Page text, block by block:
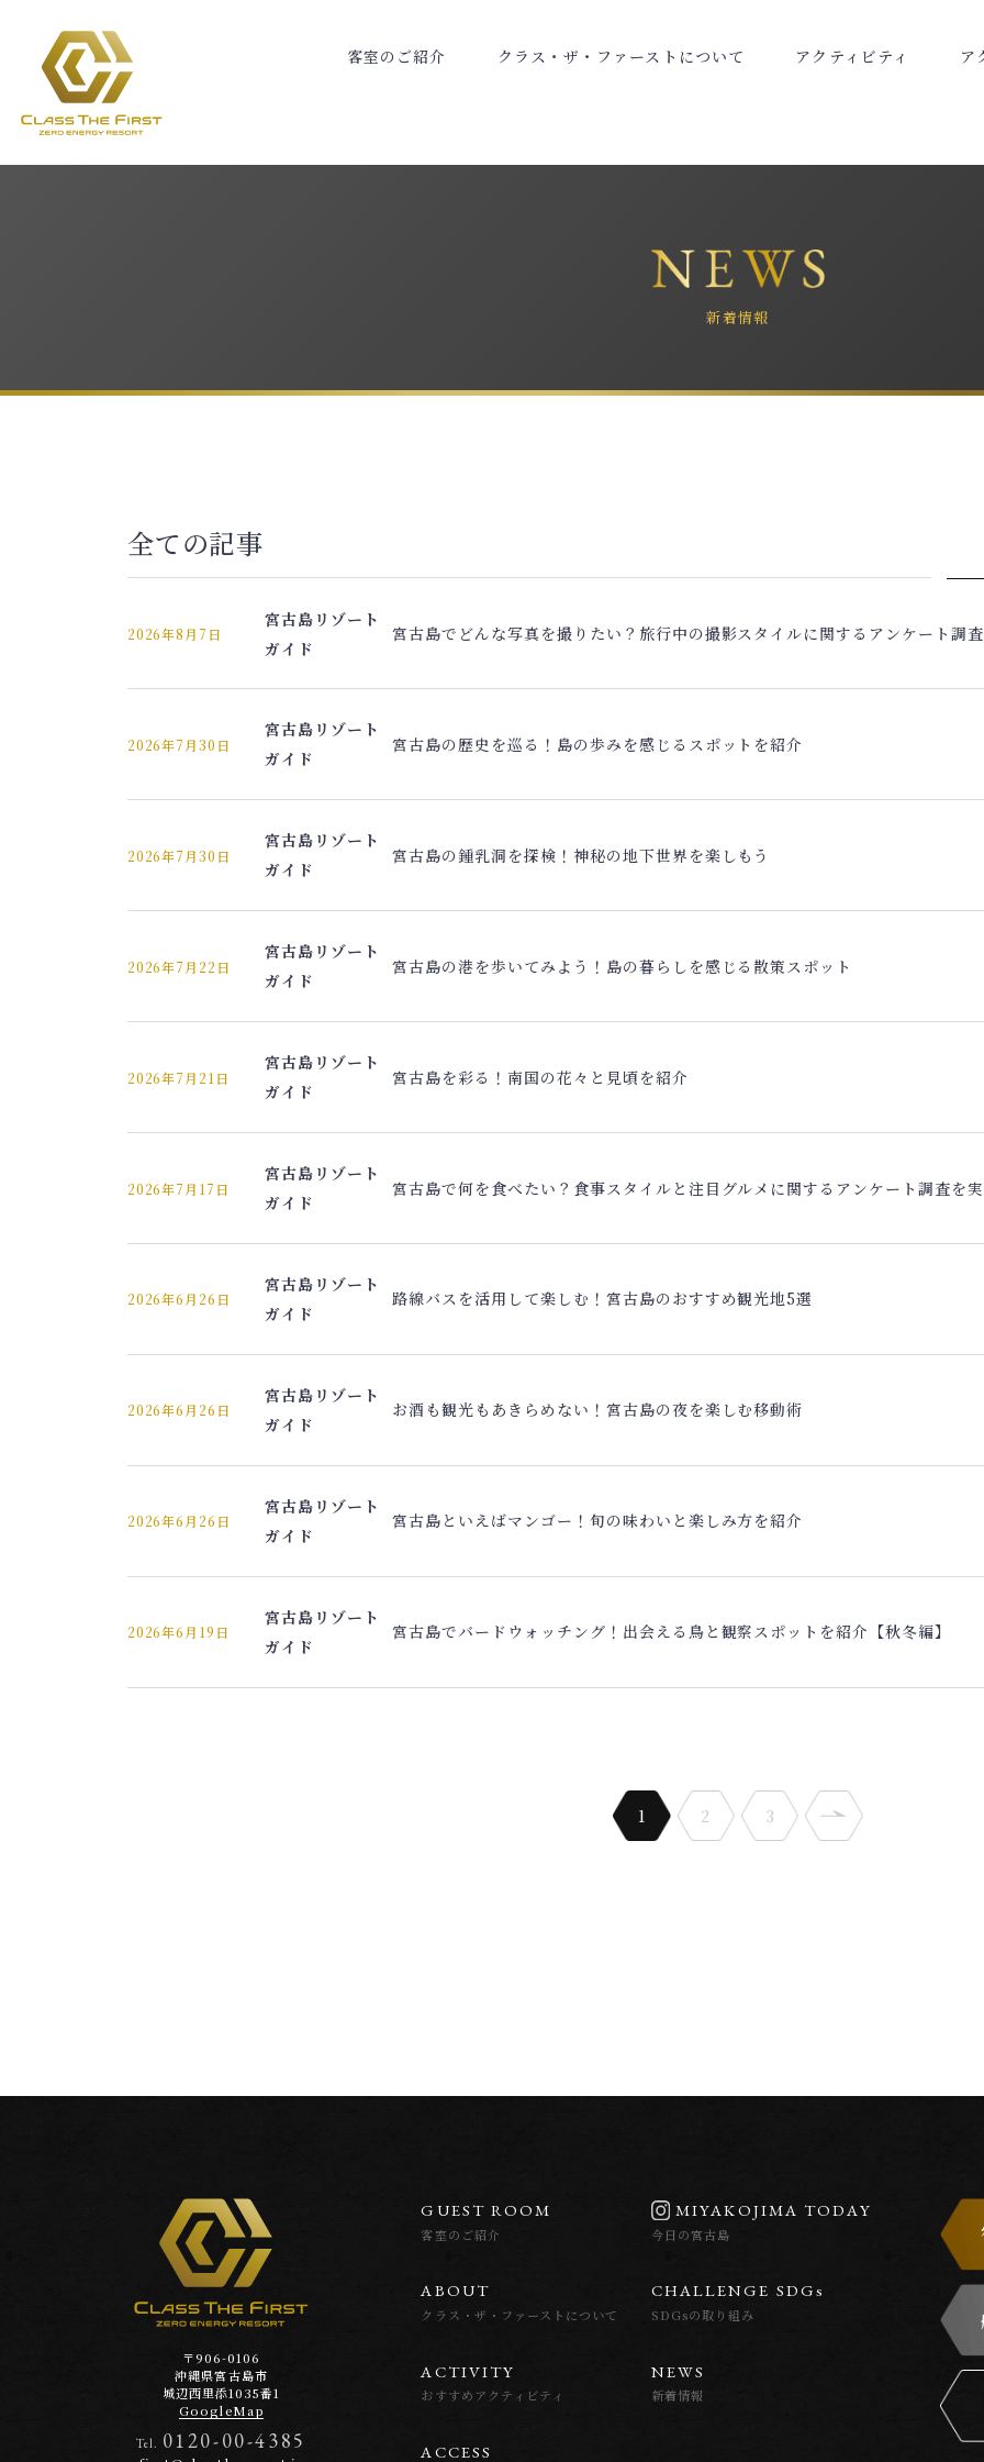
客室の ご紹介 ク ラ ス ・ザ ・ フ ァ ース ト について ア ク テ ィ ビ テ ィ ア
新着情報
全ての記事
2026年8月7日
宮古島リゾート
ガイド
宮古島でどんな写真を撮りたい？旅行中の撮影スタイルに関するアンケート調
2026年7月30日
宮古島リゾート
ガイド
宮古島の歴史を巡る！島の歩みを感じるスポットを紹介
2026年7月30日
宮古島リゾート
ガイド
宮古島の鍾乳洞を探検！神秘の地下世界を楽しもう
2026年7月22日
宮古島リゾート
ガイド
宮古島の港を歩いてみよう！島の暮らしを感じる散策スポット
2026年7月21日
宮古島リゾート
ガイド
宮古島を彩る！南国の花々と見頃を紹介
2026年7月17日
宮古島リゾート
ガイド
宮古島で何を食べたい？食事スタイルと注目グルメに関するアンケート調査を
2026年6月26日
宮古島リゾート
ガイド
路線バスを活用して楽しむ！宮古島のおすすめ観光地5選
2026年6月26日
宮古島リゾート
ガイド
お酒も観光もあきらめない！宮古島の夜を楽しむ移動術
2026年6月26日
宮古島リゾート
ガイド
宮古島といえばマンゴー！旬の味わいと楽しみ方を紹介
2026年6月19日
宮古島リゾート
ガイド
宮古島でバードウォッチング！出会える鳥と観察スポットを紹介【秋冬編】
1 2 3
〒906-0106
沖縄県宮古島市
城辺西里添1035番1
GoogleMap
Tel. 0120-00-4385
G UEST ROOM
客室のご紹介
ABO UT
クラス・ザ・ファーストについて
A CTIVITY
おすすめアクティビティ
ACCESS
MIYAKOJIMA TODAY
今日の宮古島
CHALLENGE SDGs
SDGsの取り組み
NEWS
新着情報